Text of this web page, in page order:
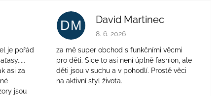
4 z 5 hvězdiček.
je pořád
asi za
jsou
DM David Martinec
Hodnocení obchodu je 5 z 5 hvězdiček.
8. 6. 2026
za mě super obchod s funkčními věcmi
pro děti. Sice to asi není úplně fashion, ale
děti jsou v suchu a v pohodlí. Prostě věci
na aktivní styl života.